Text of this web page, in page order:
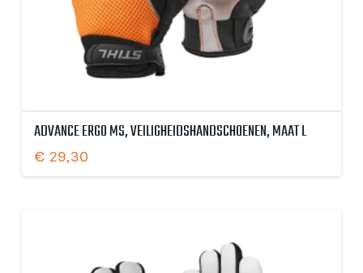
ADVANCE ERGO MS, VEILIGHEIDSHANDSCHOENEN, MAAT L
€ 29,30